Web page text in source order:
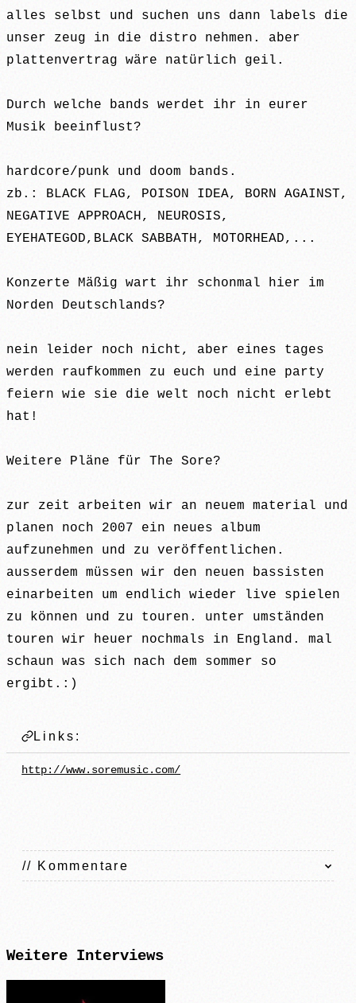
alles selbst und suchen uns dann labels die
unser zeug in die distro nehmen. aber
plattenvertrag wäre natürlich geil.
Durch welche bands werdet ihr in eurer
Musik beeinflust?
hardcore/punk und doom bands.
zb.: BLACK FLAG, POISON IDEA, BORN AGAINST,
NEGATIVE APPROACH, NEUROSIS,
EYEHATEGOD,BLACK SABBATH, MOTORHEAD,...
Konzerte Mäßig wart ihr schonmal hier im
Norden Deutschlands?
nein leider noch nicht, aber eines tages
werden raufkommen zu euch und eine party
feiern wie sie die welt noch nicht erlebt
hat!
Weitere Pläne für The Sore?
zur zeit arbeiten wir an neuem material und
planen noch 2007 ein neues album
aufzunehmen und zu veröffentlichen.
ausserdem müssen wir den neuen bassisten
einarbeiten um endlich wieder live spielen
zu können und zu touren. unter umständen
touren wir heuer nochmals in England. mal
schaun was sich nach dem sommer so
ergibt.:)
Links:
http://www.soremusic.com/
// Kommentare
Weitere Interviews